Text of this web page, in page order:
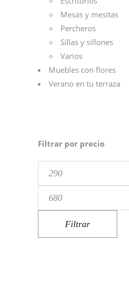
Mesas y mesitas
Percheros
Sillas y sillones
Varios
Muebles con flores
Verano en tu terraza
Filtrar por precio
Precio
mínimo
Precio
máximo
Filtrar